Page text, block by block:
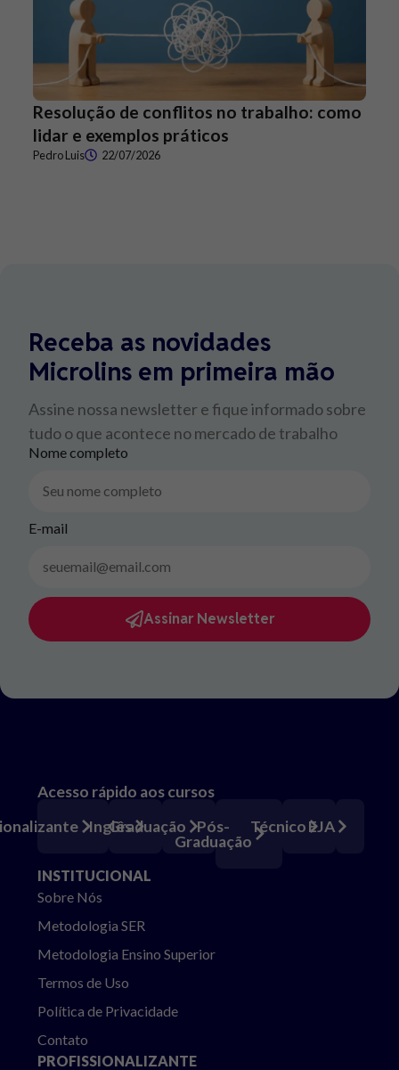
Resolução de conflitos no trabalho: como
lidar e exemplos práticos
Pedro Luis 22/07/2026
Receba as novidades
Microlins em primeira mão
Assine nossa newsletter e fique informado sobre
tudo o que acontece no mercado de trabalho
Nome completo
E-mail
Assinar Newsletter
Acesso rápido aos cursos
Inglês
Graduação
Pós-
Graduação
TécnicoEJA
INSTITUCIONAL
Sobre Nós
Metodologia SER
Metodologia Ensino Superior
Termos de Uso
Política de Privacidade
Contato
PROFISSIONALIZANTE